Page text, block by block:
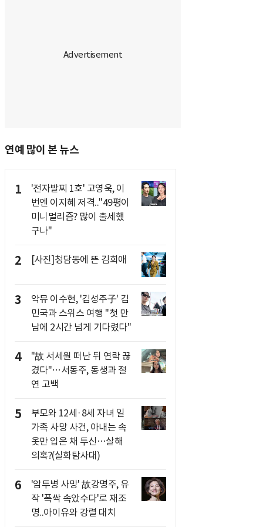
연예 많이 본 뉴스
1
'전자발찌 1호' 고영욱, 이
번엔 이지혜 저격.."49평이
미니멀리즘? 많이 출세했
구나"
2 [사진]청담동에 뜬 김희애
3
악뮤 이수현, '김성주子' 김
민국과 스위스 여행 "첫 만
남에 2시간 넘게 기다렸다"
4
"故 서세원 떠난 뒤 연락 끊
겼다"…서동주, 동생과 절
연 고백
5
부모와 12세·8세 자녀 일
가족 사망 사건, 아내는 속
옷만 입은 채 투신…살해
의혹?(실화탐사대)
6
'암투병 사망' 故강명주, 유
작 '폭싹 속았수다'로 재조
명..아이유와 강렬 대치